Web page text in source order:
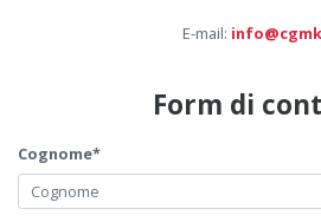
E-mail:
Form di
Cognome*